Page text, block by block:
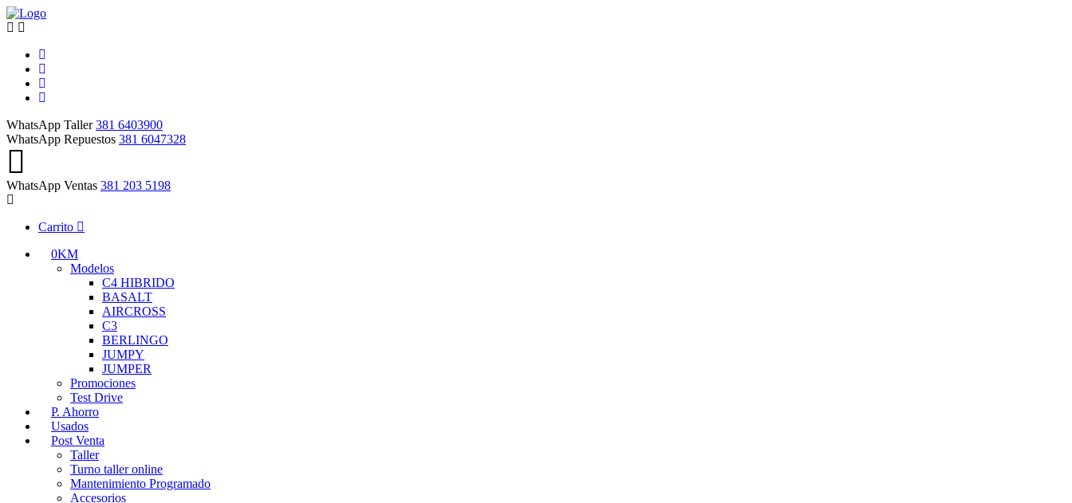
WhatsApp Taller381 6403900
WhatsApp Repuestos 381 6047328
WhatsApp Ventas 381 203 5198
Carrito
0KM
Modelos
C4 HIBRIDO
BASALT
AIRCROSS
C3
BERLINGO
JUMPY
JUMPER
Promociones
Test Drive
P. Ahorro
Usados
Post Venta
Taller
Turno taller online
Mantenimiento Programado
Accesorios